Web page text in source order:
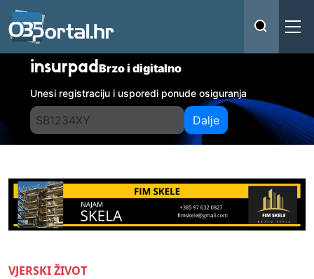
insurpadBrzo i digitalno
Unesi registraciju i usporedi ponude osiguranja
Dalje
VJERSKI ŽIVOT